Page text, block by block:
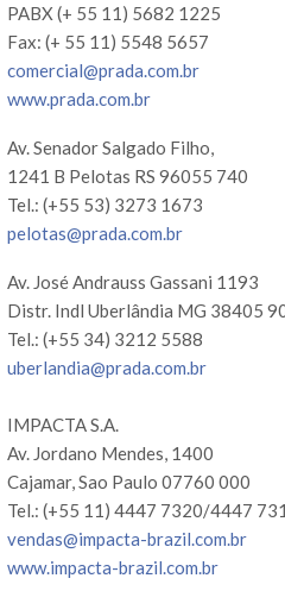
PABX (+ 55 11) 5682 1225
Fax: (+ 55 11) 5548 5657
comercial@prada.com.br
www.prada.com.br
Av. Senador Salgado Filho,
1241 B Pelotas RS 96055 740
Tel.: (+55 53) 3273 1673
pelotas@prada.com.br
Av. José Andrauss Gassani 1193
Distr. Indl Uberlândia MG 38405
Tel.: (+55 34) 3212 5588
uberlandia@prada.com.br
IMPACTA S.A.
Av. Jordano Mendes, 1400
Cajamar, Sao Paulo 07760 000
Tel.: (+55 11) 4447 7320/4447
vendas@impacta-brazil.com.br
www.impacta-brazil.com.br